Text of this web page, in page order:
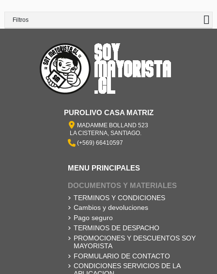
Filtros
PUROLIVO CASA MATRIZ
MADAMME BOLLAND 523
LA CISTERNA, SANTIAGO.
(+569) 66410597
MENU PRINCIPALES
DOCUMENTOS Y MATERIALES
TERMINOS Y CONDICIONES
Cambios y devoluciones
Pago seguro
TERMINOS DE DESPACHO
PROMOCIONES Y DESCUENTOS SOY
MAYORISTA
FORMULARIO DE CONTACTO
CONDICIONES SERVICIOS DE LA